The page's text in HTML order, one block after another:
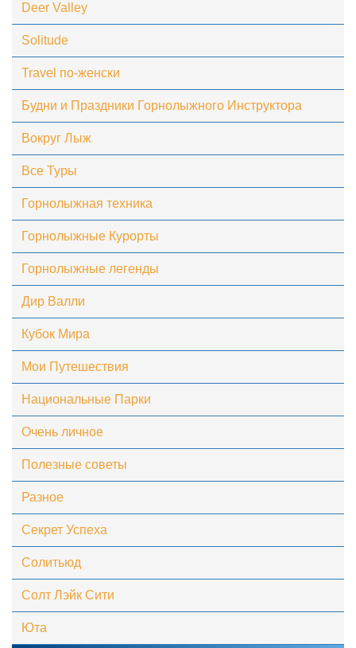
Deer Valley
Solitude
Travel по-женски
Будни и Праздники Горнолыжного Инструктора
Вокруг Лыж
Все Туры
Горнолыжная техника
Горнолыжные Курорты
Горнолыжные легенды
Дир Валли
Кубок Мира
Мои Путешествия
Национальные Парки
Очень личное
Полезные советы
Разное
Секрет Успеха
Солитьюд
Солт Лэйк Сити
Юта